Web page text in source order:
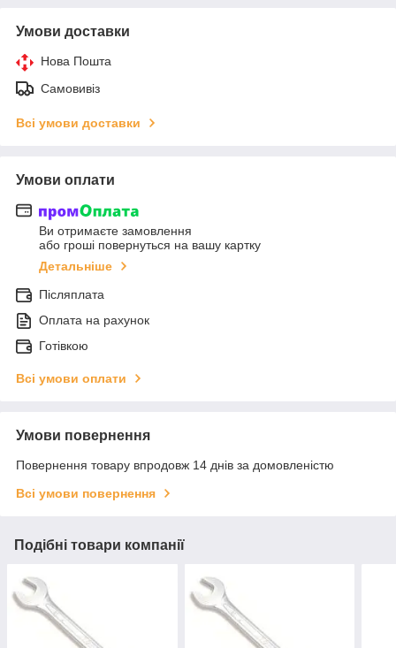
Умови доставки
Нова Пошта
Самовивіз
Всі умови доставки
Умови оплати
Ви отримаєте замовлення
або гроші повернуться на вашу картку
Детальніше
Післяплата
Оплата на рахунок
Готівкою
Всі умови оплати
Умови повернення
Повернення товару впродовж 14 днів за домовленістю
Всі умови повернення
Подібні товари компанії